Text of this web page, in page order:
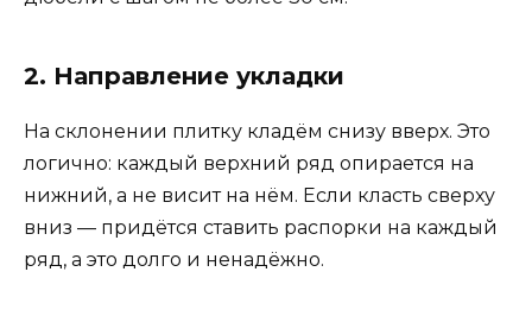
2. Направление укладки
На склонении плитку кладём снизу вверх. Это
логично: каждый верхний ряд опирается на
нижний, а не висит на нём. Если класть сверху
вниз — придётся ставить распорки на каждый
ряд, а это долго и ненадёжно.